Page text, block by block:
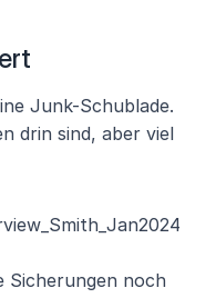
Junk-Schublade.
drin sind, aber viel
Sicherungen noch